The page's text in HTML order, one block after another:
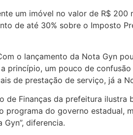
um imóvel no valor de R$
de até 30% sobre o Imposto
o lançamento da Nota Gyn
princípio, um pouco de
de prestação de serviço, já a
Finanças da prefeitura ilustra
programa do governo estadual,
diferencia.